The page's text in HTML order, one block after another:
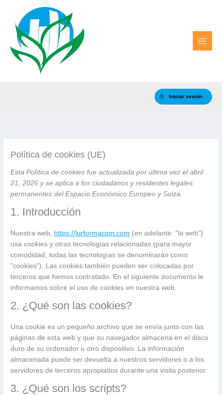
contenido
Iniciar sesión
Política de cookies (UE)
Esta Política de cookies fue actualizada por última vez el abril
21, 2026 y se aplica a los ciudadanos y residentes legales
permanentes del Espacio Económico Europeo y Suiza.
1. Introducción
Nuestra web, https://lurformacion.com (en adelante: "la web")
usa cookies y otras tecnologías relacionadas (para mayor
comodidad, todas las tecnologías se denominarán como
"cookies"). Las cookies también pueden ser colocadas por
terceros que hemos contratado. En el siguiente documento le
informamos sobre el uso de cookies en nuestra web.
2. ¿Qué son las cookies?
Una cookie es un pequeño archivo que se envía junto con las
páginas de esta web y que su navegador almacena en el disco
duro de su ordenador u otro dispositivo. La información
almacenada puede ser devuelta a nuestros servidores o a los
servidores de terceros apropiados durante una visita posterior.
3. ¿Qué son los scripts?